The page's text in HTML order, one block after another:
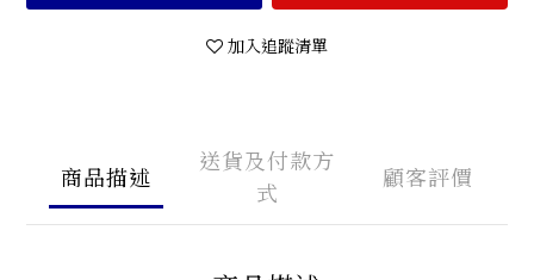
加入追蹤清單
商品描述
送貨及付款方
式
顧客評價